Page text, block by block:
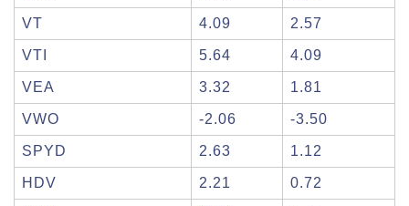
VT 4.09 2.57
VTI 5.64 4.09
VEA 3.32 1.81
VWO -2.06 -3.50
SPYD 2.63 1.12
HDV 2.21 0.72